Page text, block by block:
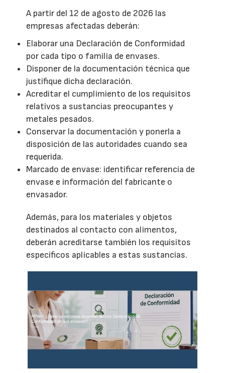
A partir del 12 de agosto de 2026 las
empresas afectadas deberán:
Elaborar una Declaración de Conformidad
por cada tipo o familia de envases.
Disponer de la documentación técnica que
justifique dicha declaración.
Acreditar el cumplimiento de los requisitos
relativos a sustancias preocupantes y
metales pesados.
Conservar la documentación y ponerla a
disposición de las autoridades cuando sea
requerida.
Marcado de envase: identificar referencia de
envase e información del fabricante o
envasador.
Además, para los materiales y objetos
destinados al contacto con alimentos,
deberán acreditarse también los requisitos
específicos aplicables a estas sustancias.